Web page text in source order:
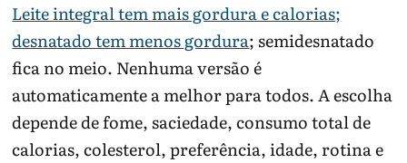
Leite integral tem mais gordura e calorias;
desnatado tem menos gordura; semidesnatado
fica no meio. Nenhuma versão é
automaticamente a melhor para todos. A escolha
depende de fome, saciedade, consumo total de
calorias, colesterol, preferência, idade, rotina e